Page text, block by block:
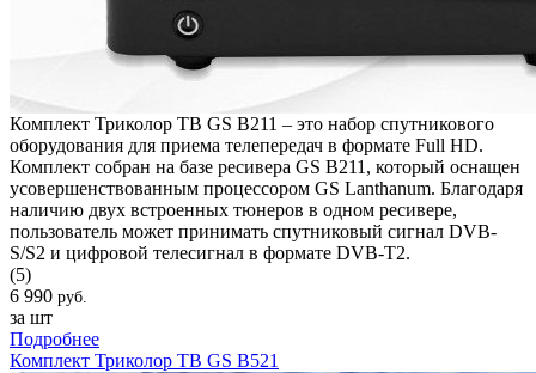
Комплект Триколор ТВ GS B211 – это набор спутникового
оборудования для приема телепередач в формате Full HD.
Комплект собран на базе ресивера GS B211, который оснащен
усовершенствованным процессором GS Lanthanum. Благодаря
наличию двух встроенных тюнеров в одном ресивере,
пользователь может принимать спутниковый сигнал DVB-
S/S2 и цифровой телесигнал в формате DVB-T2.
(5)
6 990 руб.
за шт
Подробнее
Комплект Триколор ТВ GS B521